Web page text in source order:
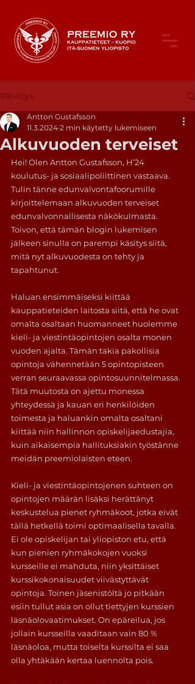
Päivitys
Alkuvuoden terveiset
Antton Gustafsson
11.3.2024 2 min käytetty lukemiseen
Hei! Olen Antton Gustafsson, H’24
koulutus- ja sosiaalipoliittinen vastaava.
Tulin tänne edunvalvontafoorumille
kirjoittelemaan alkuvuoden terveiset
edunvalvonnallisesta näkökulmasta.
Toivon, että tämän blogin lukemisen
jälkeen sinulla on parempi käsitys siitä,
mitä nyt alkuvuodesta on tehty ja
tapahtunut.
Haluan ensimmäiseksi kiittää
kauppatieteiden laitosta siitä, että he ovat
omalta osaltaan huomanneet huolemme
kieli- ja viestintäopintojen osalta monen
vuoden ajalta. Tämän takia pakollisia
opintoja vähennetään 5 opintopisteen
verran seuraavassa opintosuunnitelmassa.
Tätä muutosta on ajettu monessa
yhteydessä ja kauan eri henkilöiden
toimesta ja haluankin omalta osaltani
kiittää niin hallinnon opiskelijaedustajia,
kuin aikaisempia hallituksiakin työstänne
meidän preemiolaisten eteen.
Kieli- ja viestintäopintojenen suhteen on
opintojen määrän lisäksi herättänyt
keskustelua pienet ryhmäkoot, jotka eivät
tällä hetkellä toimi optimaalisella tavalla.
Ei ole opiskelijan tai yliopiston etu, että
kun pienien ryhmäkokojen vuoksi
kursseille ei mahduta, niin yksittäiset
kurssikokonaisuudet viivästyttävät
opintoja. Toinen jäsenistöltä jo pitkään
esiin tullut asia on ollut tiettyjen kurssien
läsnäolovaatimukset. On epäreilua, jos
jollain kursseilla vaaditaan vain 80 %
läsnäoloa, mutta toiselta kurssilta ei saa
olla yhtäkään kertaa luennolta pois.